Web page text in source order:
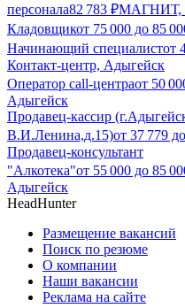
персонала82 783 ₽МАГНИТ,
Кладовщикот 75 000 до 85
Начинающий специалистот
Контакт-центр, Адыгейск
Оператор call-центраот 50
Адыгейск
Продавец-кассир
В.И.Ленина,д.15)от 37 779 до
Продавец-консультант
"Алкотека"от 55 000 до 85
Адыгейск
HeadHunter
Размещение вакансий
Поиск по резюме
О компании
Наши вакансии
Реклама на сайте